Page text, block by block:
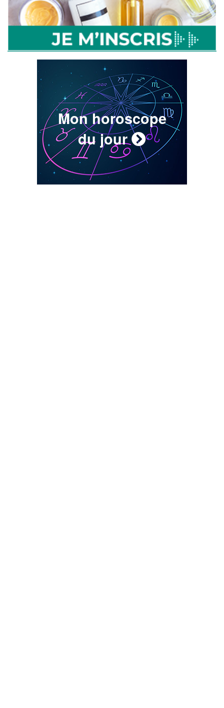
Mon horoscope
du jour